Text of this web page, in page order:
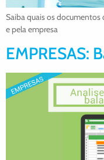
Saiba quais os
e pela empresa
EMPRESAS: